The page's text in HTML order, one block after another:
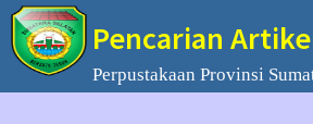
Pencarian
Perpustakaan Provinsi